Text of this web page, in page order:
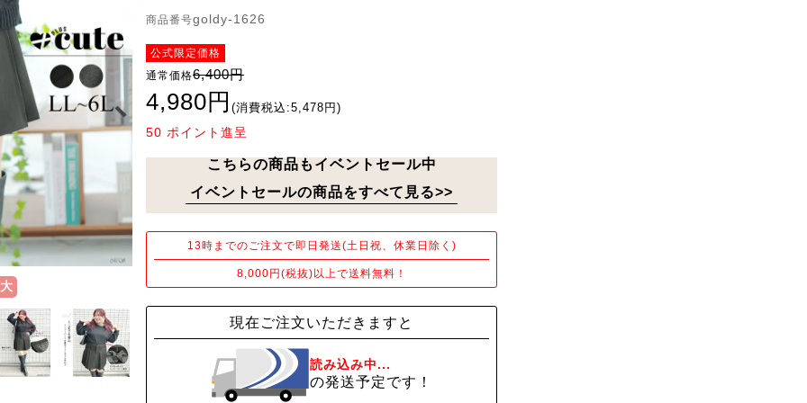
商品番号goldy-1626
公式限定価格
通常価格6,400円
4,980円 (消費税込:5,478円)
50 ポイント進呈
こちらの商品もイベントセール中
イベントセールの商品をすべて見る>>
13時までのご注文で即日発送(土日祝、休業日除く)
8,000円(税抜)以上で送料無料！
現在ご注文いただきますと
読み込み中...
の発送予定です！